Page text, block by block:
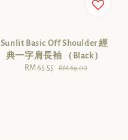
Sunlit Basic Off Shoulder 經
典一字肩長袖 （Black）
Sale
RM 65.55 Regular
RM 69.00